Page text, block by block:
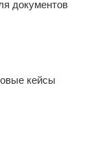
документов
кейсы